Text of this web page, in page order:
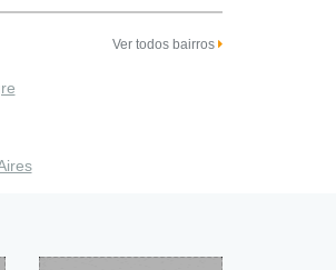
Ver todos bairros